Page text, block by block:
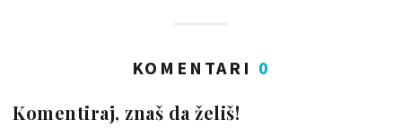
KOMENTARI 0
Komentiraj, znaš da želiš!